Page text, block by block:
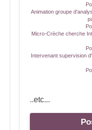
Animation groupe
Micro-Crèche cherche
Intervenant supervision
..etc...